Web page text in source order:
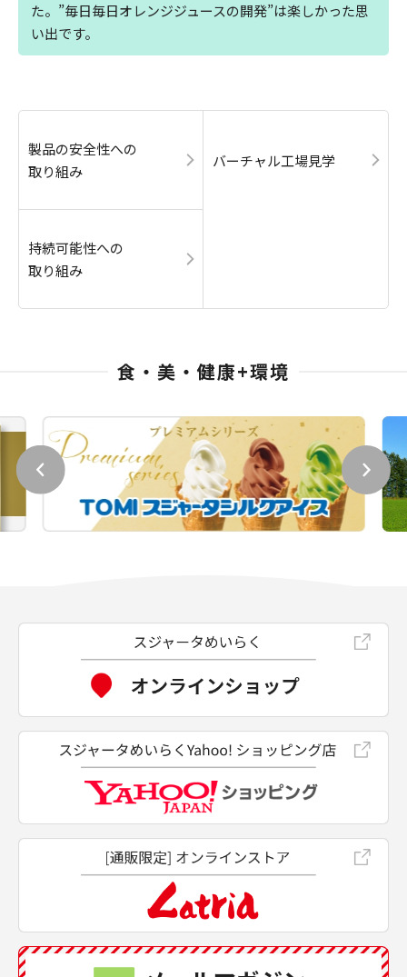
た。”毎日毎日オレンジジュースの開発”は楽しかった思
い出です。
製品の安全性への
取り組み
バーチャル工場見学
持続可能性への
取り組み
食・美・健康+環境